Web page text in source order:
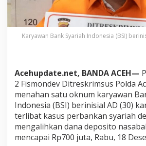
0
0
J
R
u
p
i
a
h
,
K
a
Karyawan Bank Syariah Indonesia (BSI)
Acehupdate.net, BANDA ACEH—
2 Fismondev Ditreskrimsus Polda
menahan satu oknum karyawan
Indonesia (BSI) berinisial AD (30)
terlibat kasus perbankan syariah
mengalihkan dana deposito
mencapai Rp700 juta, Rabu, 18